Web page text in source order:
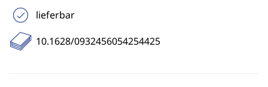
lieferbar
10.1628/0932456054254425